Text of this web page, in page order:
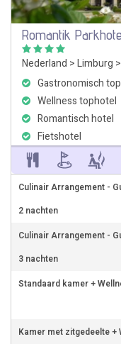
Romantik
Nederland >Limburg >
Gastronomisch
Wellness tophotel
Romantisch hotel
Fietshotel
Culinair Arrangement -
2 nachten
Culinair Arrangement -
3 nachten
Standaard kamer +
Kamer met zitgedeelte +